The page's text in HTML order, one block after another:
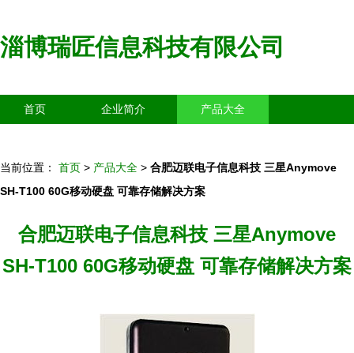
淄博瑞匠信息科技有限公司
首页 企业简介 产品大全
当前位置： 首页 > 产品大全 > 合肥迈联电子信息科技 三星Anymove
SH-T100 60G移动硬盘 可靠存储解决方案
合肥迈联电子信息科技 三星Anymove
SH-T100 60G移动硬盘 可靠存储解决方案